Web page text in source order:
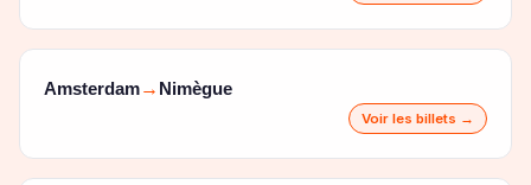
Amsterdam→ Nimègue
Voir les billets →